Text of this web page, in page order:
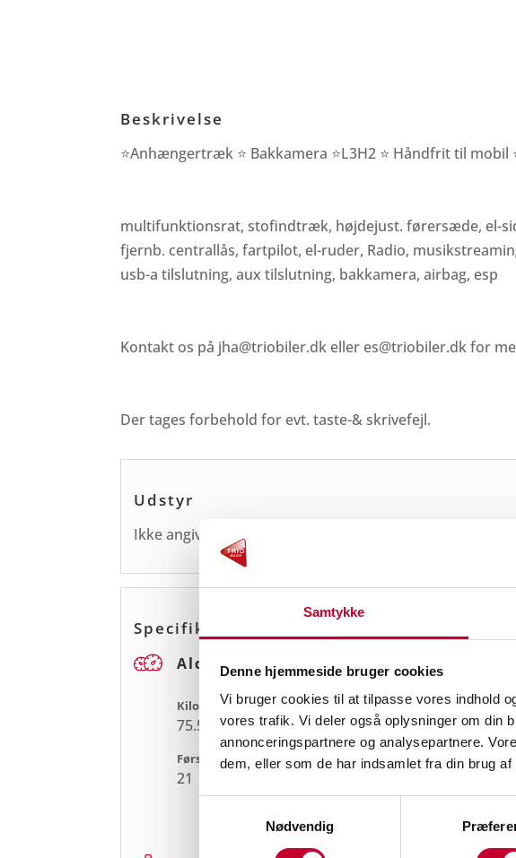
Samtykke
Denne hjemmeside bruger cookies
Vi bruger cookies til at tilpasse vores indhold
vores trafik. Vi deler også oplysninger om din
annonceringspartnere og analysepartnere.
dem, eller som de har indsamlet fra din brug af
Nødvendig
Beskrivelse
⭐Anhængertræk ⭐ Bakkamera ⭐L3H2 ⭐ Håndfrit til mobil
multifunktionsrat, stofindtræk, højdejust. førersæde, el-
fjernb. centrallås, fartpilot, el-ruder, Radio,
usb-a tilslutning, aux tilslutning, bakkamera, airbag, esp
Kontakt os på jha@triobiler.dk eller es@triobiler.dk for
Der tages forbehold for evt. taste-& skrivefejl.
Udstyr
Ikke angivet
Specifikationer
Alder og kilometerstand
Kilometertal
75.550
Model årgang
2021
Første
2021
Første reg. dag
21
1.
indregistreringsdat
Sidst